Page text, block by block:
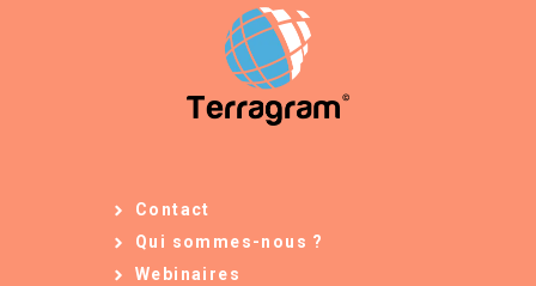
Contact
Qui sommes-nous ?
Webinaires